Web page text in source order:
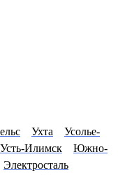
Ухта
Усолье-
Усть-Илимск
Южно-
Электросталь